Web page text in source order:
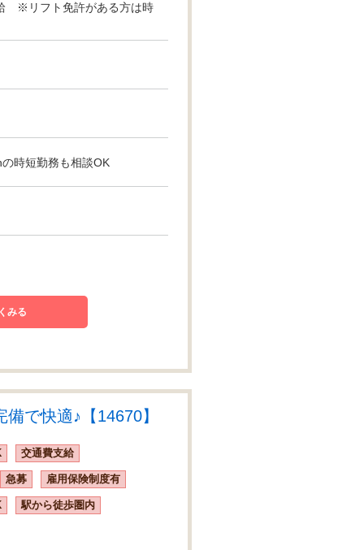
※リフト免許がある方は時
時短勤務も相談OK
みる
で快適♪【14670】
交通費支給
急募 雇用保険制度有
駅から徒歩圏内